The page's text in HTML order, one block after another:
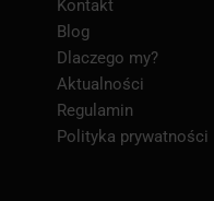
Kontakt
Blog
Dlaczego my?
Aktualności
Regulamin
Polityka prywatności